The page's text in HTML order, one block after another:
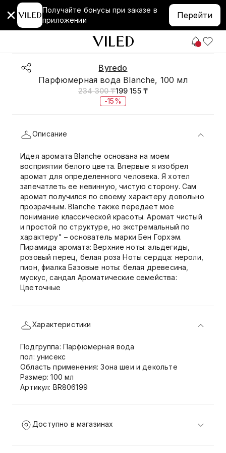
Получайте бонусы при заказе в
приложении
Перейти
Byredo
Парфюмерная вода Blanche, 100 мл
234 300 ₸199 155 ₸
-15%
Описание
Идея аромата Blanche основана на моем
восприятии белого цвета. Впервые я изобрел
аромат для определенного человека. Я хотел
запечатлеть ее невинную, чистую сторону. Сам
аромат получился по своему характеру довольно
прозрачным. Blanche также передает мое
понимание классической красоты. Аромат чистый
и простой по структуре, но экстремальный по
характеру" – основатель марки Бен Горхэм.
Пирамида аромата: Верхние ноты: альдегиды,
розовый перец, белая роза Ноты сердца: нероли,
пион, фиалка Базовые ноты: белая древесина,
мускус, сандал Ароматические семейства:
Цветочные
Характеристики
Подгруппа: Парфюмерная вода
пол: унисекс
Область применения: Зона шеи и декольте
Размер: 100 мл
Артикул: BR806199
Доступно в магазинах